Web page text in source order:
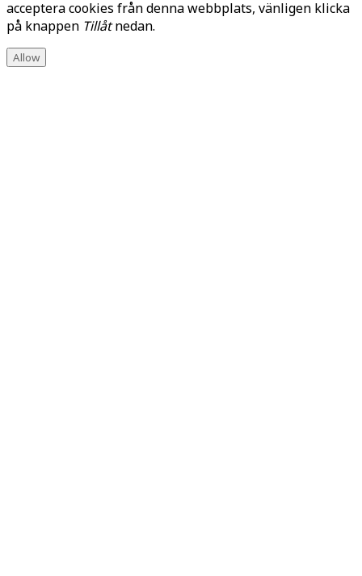
acceptera cookies från denna webbplats, vänligen klicka
på knappen Tillåtnedan.
Allow